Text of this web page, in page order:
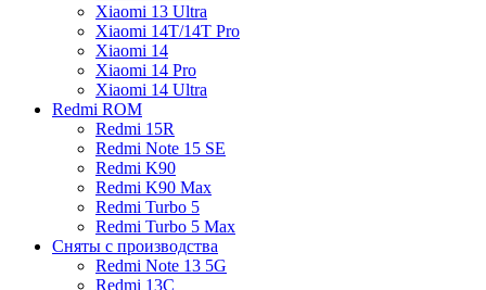
Xiaomi 13 Ultra
Xiaomi 14T/14T Pro
Xiaomi 14
Xiaomi 14 Pro
Xiaomi 14 Ultra
Redmi ROM
Redmi 15R
Redmi Note 15 SE
Redmi K90
Redmi K90 Max
Redmi Turbo 5
Redmi Turbo 5 Max
Сняты с производства
Redmi Note 13 5G
Redmi 13C